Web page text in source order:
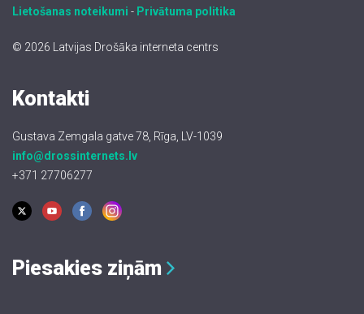
Lietošanas noteikumi - Privātuma politika
© 2026 Latvijas Drošāka interneta centrs
Kontakti
Gustava Zemgala gatve 78, Rīga, LV-1039
info@drossinternets.lv
+371 27706277
Piesakies ziņām